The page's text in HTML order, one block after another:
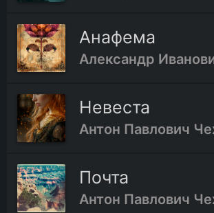
Анафема
Александр
Невеста
Антон Павлович
Почта
Антон Павлович